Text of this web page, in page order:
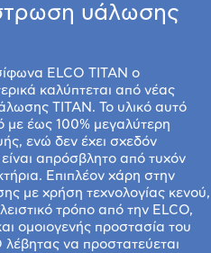
υάλωσης
ELCO TITAN ο
καλύπτεται από νέας
TITAN. Το υλικό αυτό
με έως 100% μεγαλύτερη
ενώ δεν έχει σχεδόν
απρόσβλητο από τυχόν
Επιπλέον χάρη στην
με χρήση τεχνολογίας κενού,
τρόπο από την ELCO,
ομοιογενής προστασία του
να προστατεύεται